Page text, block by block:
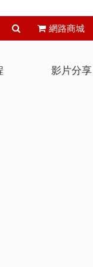
網路商城
影片分享